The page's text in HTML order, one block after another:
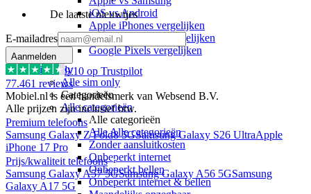
iOS vs Android
Apple iPhones vergelijken
Samsung Galaxy vergelijken
Google Pixels vergelijken
Sim only
Alle sim only
Categorieën
Alle categorieën
Alle categorieën
Alle Alle categorieën
Zonder aansluitkosten
Onbeperkt internet
Onbeperkt bellen
Onbeperkt internet & bellen
De laatste nieuwtjes
E-mailadres
Aanmelden
9/10 op Trustpilot
77.461 reviews
Mobiel.nl is een handelsmerk van Websend B.V.
Alle prijzen zijn inclusief btw.
Premium telefoons
Samsung Galaxy Z Fold8 5GSamsung Galaxy S26 UltraApple
iPhone 17 Pro
Prijs/kwaliteit telefoons
Samsung Galaxy A57 5GSamsung Galaxy A56 5GSamsung
Galaxy A17 5G